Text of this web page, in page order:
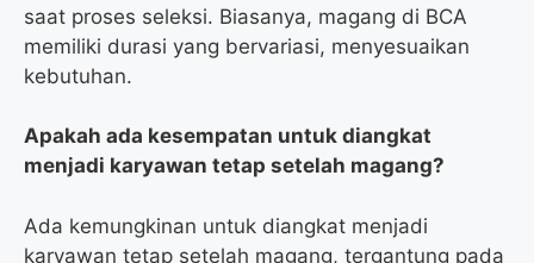
saat proses seleksi. Biasanya, magang di BCA
memiliki durasi yang bervariasi, menyesuaikan
kebutuhan.
Apakah ada kesempatan untuk diangkat
menjadi karyawan tetap setelah magang?
Ada kemungkinan untuk diangkat menjadi
karyawan tetap setelah magang, tergantung pada